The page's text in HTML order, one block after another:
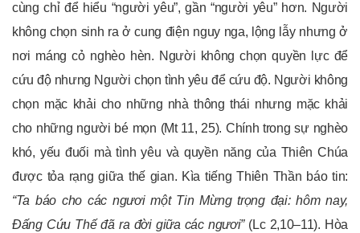
cùng chỉ để hiểu “người yêu”, gần “người yêu” hơn. Người
không chọn sinh ra ở cung điện nguy nga, lộng lẫy nhưng ở
nơi máng cỏ nghèo hèn. Người không chọn quyền lực để
cứu độ nhưng Người chọn tình yêu để cứu độ. Người không
chọn mặc khải cho những nhà thông thái nhưng mặc khải
cho những người bé mọn (Mt 11, 25). Chính trong sự nghèo
khó, yếu đuối mà tình yêu và quyền năng của Thiên Chúa
được tỏa rạng giữa thế gian. Kìa tiếng Thiên Thần báo tin:
“Ta báo cho các ngươi một Tin Mừng trọng đại: hôm nay,
Đấng Cứu Thế đã ra đời giữa các ngươi”(Lc 2,10–11). Hòa